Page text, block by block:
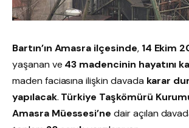
Bartın’ın Amasra ilçesinde, 14 Ekim
yaşanan ve 43 madencinin hayatını
maden faciasına ilişkin davada karar
yapılacak. Türkiye Taşkömürü
Amasra Müessesi’ne dair açılan